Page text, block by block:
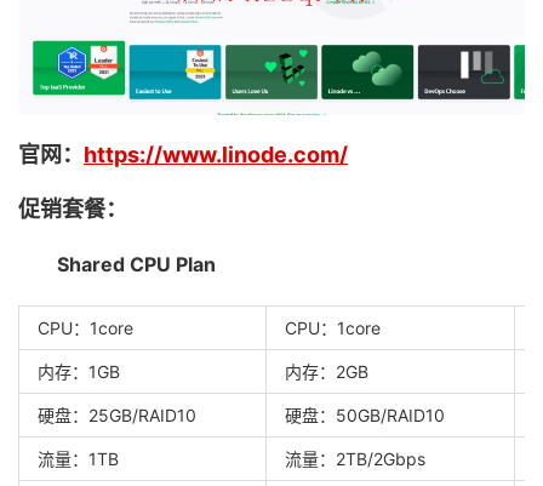
官网： https://www.linode.com/
促销套餐：
Shared CPU Plan
CPU：1core CPU：1core
内存：1GB 内存：2GB
硬盘：25GB/RAID10 硬盘：50GB/RAID10
流量：1TB 流量：2TB/2Gbps